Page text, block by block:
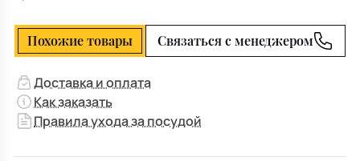
Похожие товары Связаться с менеджером
Доставка и оплата
Как заказать
Правила ухода за посудой